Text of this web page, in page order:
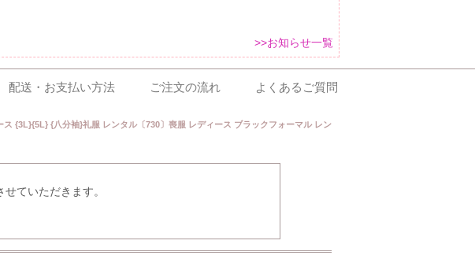
>>お知らせ一覧
配送・お支払い方法 ご注文の流れ よくあるご質問
{3L}{5L} {八分袖}礼服 レンタル〔730〕喪服 レディース ブラックフォーマル レン
ていただきます。